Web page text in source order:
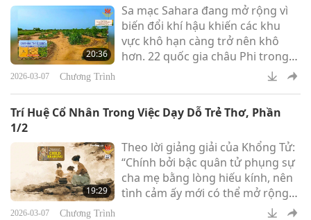
20:36
Sa mạc Sahara đang mở rộng vì
biến đổi khí hậu khiến các khu
vực khô hạn càng trở nên khô
hơn. 22 quốc gia châu Phi trong
khu vực Sahel đang hợp tác cùng
đất đai được gọi là Bức Tường
Xanh Vĩ Đại.
2026-03-07 Chương Trình
Trí Huệ Cổ Nhân Trong Việc Dạy Dỗ Trẻ Thơ, Phần
1/2
19:29
Theo lời giảng giải của Khổng Tử:
“Chính bởi bậc quân tử phụng sự
cha mẹ bằng lòng hiếu kính, nên
tình cảm ấy mới có thể mở rộng
đối với quân vương, trở thành
2026-03-07 Chương Trình